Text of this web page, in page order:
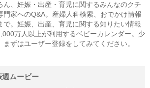
ん、妊娠・出産・育児に関するみんなのクチ
門家へのQ&A。産婦人科検索、おでかけ情報
で。妊娠、出産、育児に関する知りたい情報
万人以上が利用するベビーカレンダー。少
まずはユーザー登録をしてみてください。
ムービー